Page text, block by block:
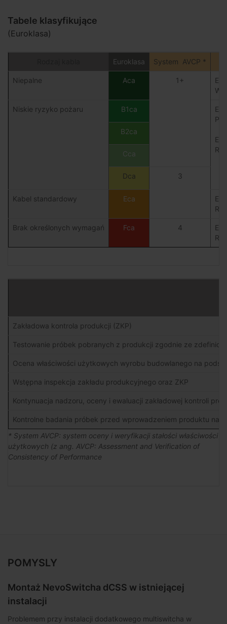
Tabele klasyfikujące
(Euroklasa)
Euroklasa System AVCP *
Niepalne Aca 1+
EN
Niskie ryzyko pożaru B1ca
B2ca
Cca
Dca 3
Kabel standardowy Eca
En
Brak określonych wymagań Fca 4
En
Zakładowa kontrola produkcji (ZKP)
Testowanie próbek pobranych z produkcji zgodnie ze
Ocena właściwości użytkowych wyrobu budowlanego na
Wstępna inspekcja zakładu produkcyjnego oraz ZKP
Kontynuacja nadzoru, oceny i ewaluacji zakładowej kontroli
Kontrolne badania próbek przed wprowadzeniem produktu na
* System AVCP: system oceny i weryfikacji stałości właściwości
użytkowych (z ang. AVCP: Assessment and Verification of
Consistency of Performance
POMYSLY
Montaż NevoSwitcha dCSS w istniejącej
instalacji
Problemem przy instalacji dodatkowego multiswitcha w